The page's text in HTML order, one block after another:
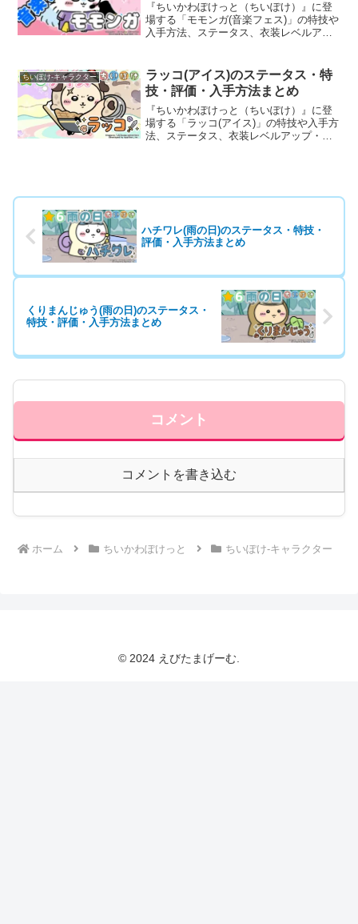
『ちいかわぽけっと（ちいぽけ）』に登
場する「モモンガ(音楽フェス)」の特技や
入手方法、ステータス、衣装レベルアッ
しています。
ちいぽけ-キャラクター
ラッコ(アイス)のステータス・特
技・評価・入手方法まとめ
『ちいかわぽけっと（ちいぽけ）』に登
場する「ラッコ(アイス)」の特技や入手方
法、ステータス、衣装レベルアップ・ラ
ハチワレ(雨の日)のステータス・特技・
評価・入手方法まとめ
くりまんじゅう(雨の日)のステータス・
特技・評価・入手方法まとめ
コメント
コメントを書き込む
ホーム ちいかわぽけっと ちいぽけ-キャラクター
© 2024 えびたまげーむ.